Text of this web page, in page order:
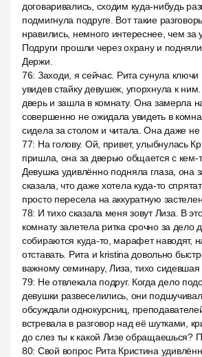
договаривались, сходим куда-нибудь
подмигнула подруге. Вот такие
нравились, немного интереснее, чем за
Подруги прошли через охрану и
Держи.
76: Заходи, я сейчас. Рита сунула ключи
увидев стайку девушек, упорхнула к
дверь и зашла в комнату. Она замерла
совершенно не ожидала увидеть в
сидела за столом и читала. Она даже не
77: На голову. Ой, привет, улыбнулась
пришла, она за дверью общается с кем-
Девушка удивлённо подняла глаза, она
сказала, что даже хотела куда-то
просто пересела на аккуратную
78: И тихо сказала меня зовут Лиза. В
комнату залетела ритка срочно за дело
собираются куда-то, марафет наводят,
отставать. Рита и kristina довольно
важному семинару, Лиза, тихо сидевшая
79: Не отвлекала подруг. Когда дело
девушки развеселились, они
обсуждали однокурсниц,
встревала в разговор над её шутками,
до слез ты к какой Лизе обращаешься?
80: Свой вопрос Рита Кристина